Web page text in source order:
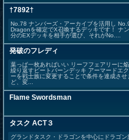
†7892†
No.78 ナンバーズ・アーカイブを活用し
Dragonを確定でX召喚するデッキです！ ナ
分のEXデッキを相手が選び、それがNo....
発破のフレディ
葉っぱ一枚あればいい リーフフェアリーに
繰り返すビートバーンデッキ アーマードエ
ーを戦士族に変更することで条件を達成さ
ど、変...
Flame Swordsman
タスク ACT３
グランドタスク・ドラゴンを中心にドラゴ